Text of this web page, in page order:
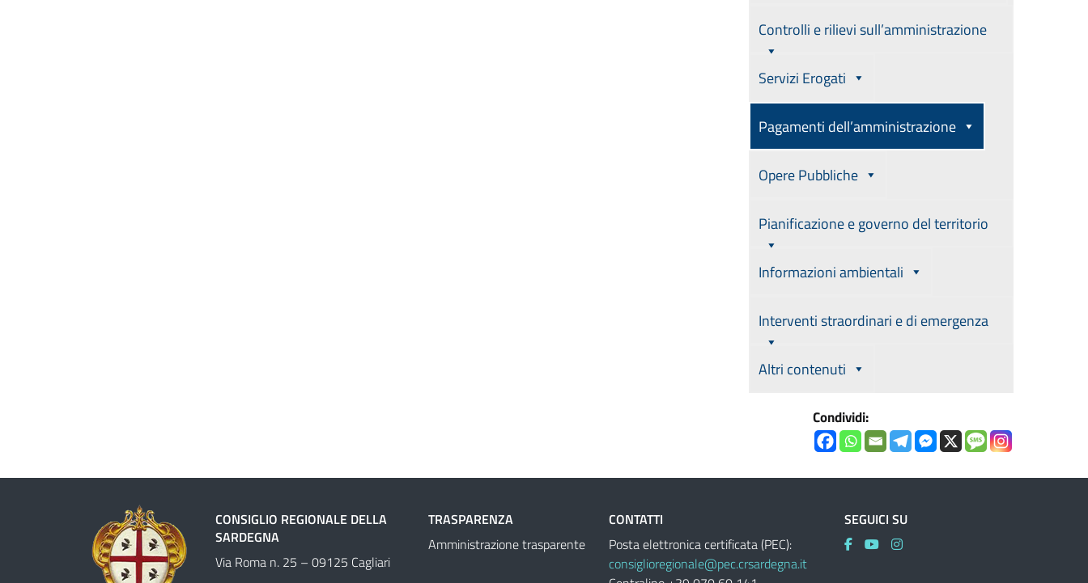
Controlli e rilievi sull’amministrazione
Servizi Erogati
Pagamenti dell’amministrazione
Opere Pubbliche
Pianificazione e governo del territorio
Informazioni ambientali
Interventi straordinari e di emergenza
Altri contenuti
Condividi:
CONSIGLIO REGIONALE DELLA
SARDEGNA
Via Roma n. 25 – 09125 Cagliari
TRASPARENZA
Amministrazione trasparente
CONTATTI
Posta elettronica certificata (PEC):
consiglioregionale@pec.crsardegna.it
SEGUICI SU